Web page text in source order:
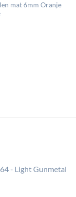
mat 6mm Oranje
- Light Gunmetal